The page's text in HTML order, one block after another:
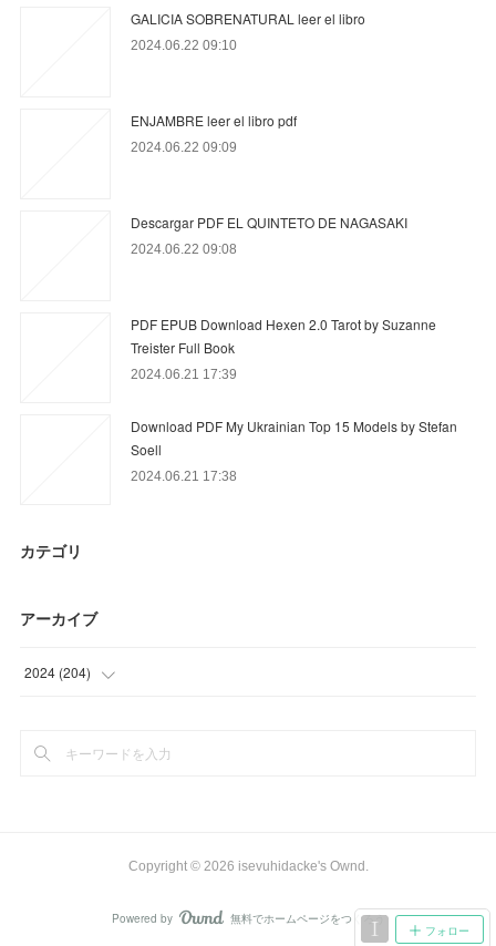
GALICIA SOBRENATURAL leer el libro
2024.06.22 09:10
ENJAMBRE leer el libro pdf
2024.06.22 09:09
Descargar PDF EL QUINTETO DE NAGASAKI
2024.06.22 09:08
PDF EPUB Download Hexen 2.0 Tarot by Suzanne
Treister Full Book
2024.06.21 17:39
Download PDF My Ukrainian Top 15 Models by Stefan
Soell
2024.06.21 17:38
カテゴリ
アーカイブ
2024 (204)
(
フォロー
Copyright © 2026 isevuhidacke's Ownd .
Powered by AmebaOwnd
無料でホームページをつくろう